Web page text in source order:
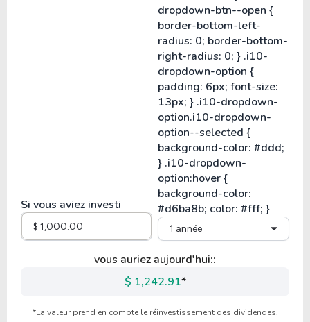
Si vous aviez investi
1 année
vous auriez aujourd'hui::
$ 1,242.91*
*La valeur prend en compte le réinvestissement des dividendes.